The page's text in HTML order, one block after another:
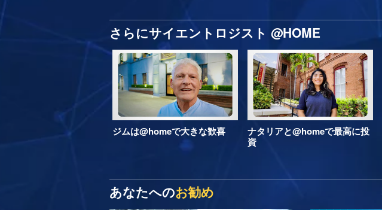
さらにサイエントロジスト @HOME
ジムは@homeで大きな歓喜
ナタリアと@homeで最高に投
資
あなたへのお勧め